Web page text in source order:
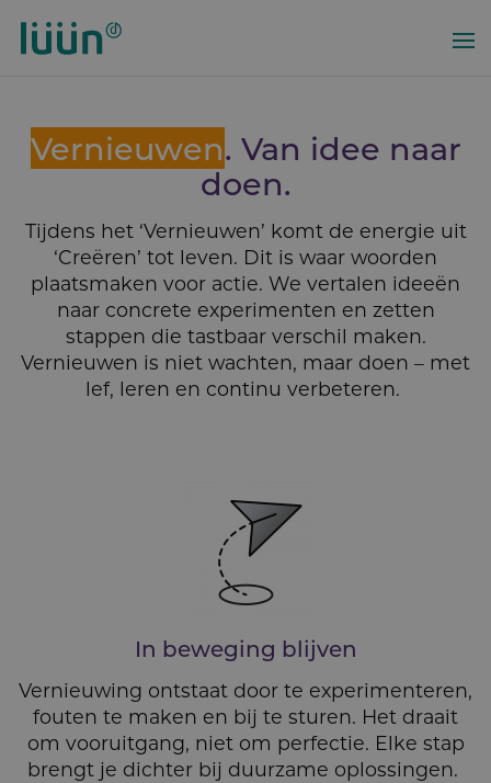
gaanVernieuwen. Van idee naar
doen.
Tijdens het ‘Vernieuwen’ komt de energie uit
‘Creëren’ tot leven. Dit is waar woorden
plaatsmaken voor actie. We vertalen ideeën
naar concrete experimenten en zetten
stappen die tastbaar verschil maken.
Vernieuwen is niet wachten, maar doen – met
lef, leren en continu verbeteren.
In beweging blijven
Vernieuwing ontstaat door te experimenteren,
fouten te maken en bij te sturen. Het draait
om vooruitgang, niet om perfectie. Elke stap
brengt je dichter bij duurzame oplossingen.